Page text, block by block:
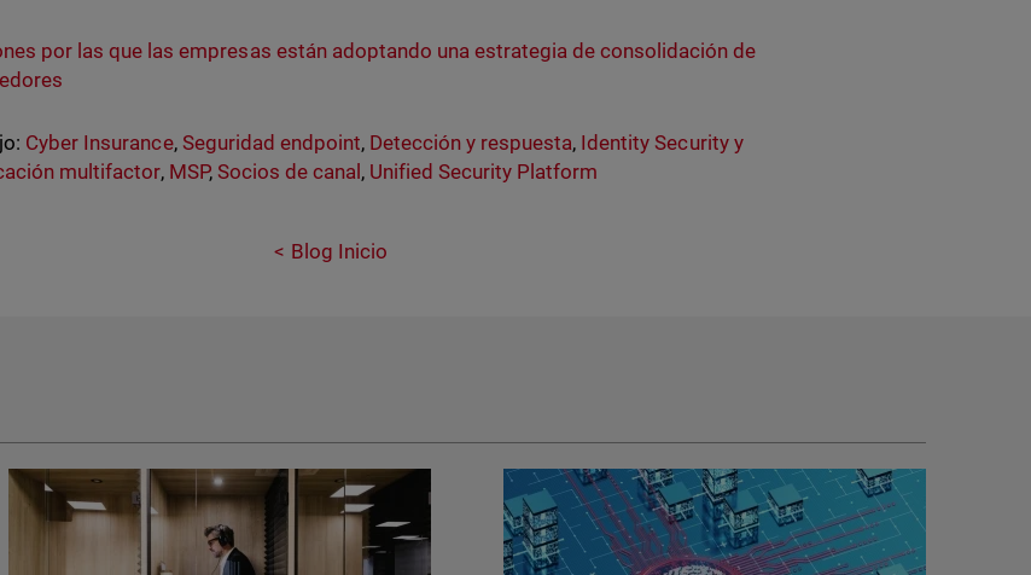
por las que las empresas están adoptando una estrategia de consolidación de
Cyber Insurance, Seguridad endpoint, Detección y respuesta, Identity Security y
multifactor, MSP, Socios de canal , Unified Security Platform
Blog Inicio